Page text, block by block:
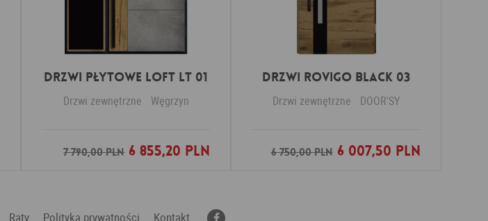
DRZWI PŁYTOWE LOFT LT 01
Drzwi zewnętrzne Węgrzyn
7 790,00 PLN6 855,20 PLN
Dodaj do ulubionych
DRZWI ROVIGO BLACK 03
Drzwi zewnętrzne DOOR'SY
6 750,00 PLN6 007,50 PLN
Dodaj do ulubionych
Raty Polityka prywatności Kontakt